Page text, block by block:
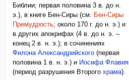
Библии; первая половина 3 в. до н.
э.), в книге Бен-Сиры (см. Бен-Сиры
Премудрость; около 170 г. до н. э.) и
в других апокрифах (4 в. до н. э. –
конец 2 в. н. э.); в сочинениях
Филона Александрийского (первая
половина 1 в. н. э.) и Иосифа Флавия
(период разрушения Второгохрама).